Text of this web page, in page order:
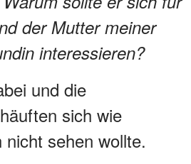
der Mutter meiner
interessieren?
und die
sich wie
sehen wollte.